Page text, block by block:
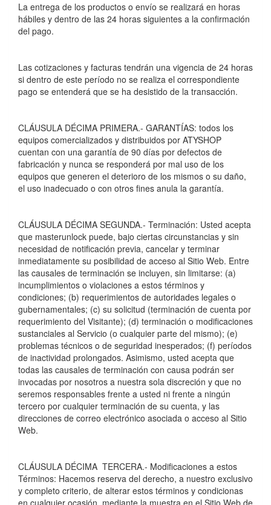
La entrega de los productos o envío se realizará en horas
hábiles y dentro de las 24 horas siguientes a la confirmación
del pago.
Las cotizaciones y facturas tendrán una vigencia de 24 horas
si dentro de este perí­odo no se realiza el correspondiente
pago se entenderá que se ha desistido de la transacción.
CLÁUSULA DÉCIMA PRIMERA.- GARANTÍAS: todos los
equipos comercializados y distribuidos por ATYSHOP
cuentan con una garantí­a de 90 dí­as por defectos de
fabricación y nunca se responderá por mal uso de los
equipos que generen el deterioro de los mismos o su daño,
el uso inadecuado o con otros fines anula la garantí­a.
CLÁUSULA DÉCIMA SEGUNDA.- Terminación: Usted acepta
que masterunlock puede, bajo ciertas circunstancias y sin
necesidad de notificación previa, cancelar y terminar
inmediatamente su posibilidad de acceso al Sitio Web. Entre
las causales de terminación se incluyen, sin limitarse: (a)
incumplimientos o violaciones a estos términos y
condiciones; (b) requerimientos de autoridades legales o
gubernamentales; (c) su solicitud (terminación de cuenta por
requerimiento del Visitante); (d) terminación o modificaciones
sustanciales al Servicio (o cualquier parte del mismo); (e)
problemas técnicos o de seguridad inesperados; (f) perí­odos
de inactividad prolongados. Asimismo, usted acepta que
todas las causales de terminación con causa podrán ser
invocadas por nosotros a nuestra sola discreción y que no
seremos responsables frente a usted ni frente a ningún
tercero por cualquier terminación de su cuenta, y las
direcciones de correo electrónico asociada o acceso al Sitio
Web.
CLÁUSULA DÉCIMA TERCERA.- Modificaciones a estos
Términos: Hacemos reserva del derecho, a nuestro exclusivo
y completo criterio, de alterar estos términos y condicionas
en cualquier ocasión, mediante la muestra en el Sitio Web de